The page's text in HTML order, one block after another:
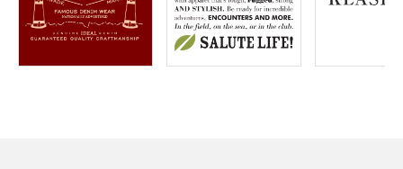
meeting_room ログイン 会員登録